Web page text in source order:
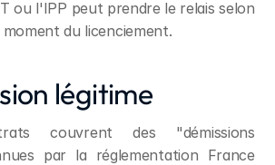
ou l'IPP peut prendre le relais selon
du licenciement.
légitime
couvrent des "démissions
par la réglementation France